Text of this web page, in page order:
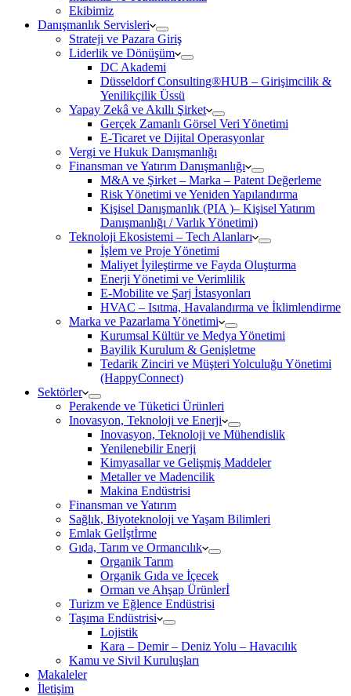
Ekibimiz
Danışmanlık Servisleri
Strateji ve Pazara Giriş
Liderlik ve Dönüşüm
DC Akademi
Düsseldorf Consulting®HUB – Girişimcilik &
Yenilikçilik Üssü
Yapay Zekâ ve Akıllı Şirket
Gerçek Zamanlı Görsel Veri Yönetimi
E-Ticaret ve Dijital Operasyonlar
Vergi ve Hukuk Danışmanlığı
Finansman ve Yatırım Danışmanlığı
M&A ve Şirket – Marka – Patent Değerleme
Risk Yönetimi ve Yeniden Yapılandırma
Kişisel Danışmanlık (PIA )– Kişisel Yatırım
Danışmanlığı / Varlık Yönetimi)
Teknoloji Ekosistemi – Tech Alanları
İşlem ve Proje Yönetimi
Maliyet İyileştirme ve Fayda Oluşturma
Enerji Yönetimi ve Verimlilik
E-Mobilite ve Şarj İstasyonları
HVAC – Isıtma, Havalandırma ve İklimlendirme
Marka ve Pazarlama Yönetimi
Kurumsal Kültür ve Medya Yönetimi
Bayilik Kurulum & Genişletme
Tedarik Zinciri ve Müşteri Yolculuğu Yönetimi
(HappyConnect)
Sektörler
Perakende ve Tüketici Ürünleri
Inovasyon, Teknoloji ve Enerji
Inovasyon, Teknoloji ve Mühendislik
Yenilenebilir Enerji
Kimyasallar ve Gelişmiş Maddeler
Metaller ve Madencilik
Makina Endüstrisi
Finansman ve Yatırım
Sağlık, Biyoteknoloji ve Yaşam Bilimleri
Emlak Gelİştİrme
Gıda, Tarım ve Ormancılık
Organik Tarım
Organik Gıda ve İçecek
Orman ve Ahşap Ürünlerİ
Turizm ve Eğlence Endüstrisi
Taşıma Endüstrisi
Lojistik
Kara – Demir – Deniz Yolu – Havacılık
Kamu ve Sivil Kuruluşları
Makaleler
İletişim